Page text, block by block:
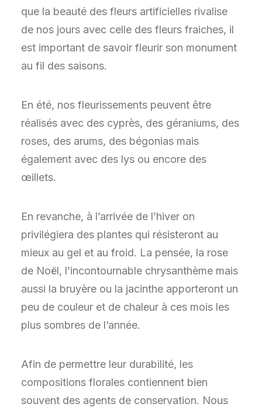
que la beauté des fleurs artificielles rivalise
de nos jours avec celle des fleurs fraiches, il
est important de savoir fleurir son monument
au fil des saisons.
En été, nos fleurissements peuvent être
réalisés avec des cyprès, des géraniums, des
roses, des arums, des bégonias mais
également avec des lys ou encore des
œillets.
En revanche, à l’arrivée de l’hiver on
privilégiera des plantes qui résisteront au
mieux au gel et au froid. La pensée, la rose
de Noël, l’incontournable chrysanthème mais
aussi la bruyère ou la jacinthe apporteront un
peu de couleur et de chaleur à ces mois les
plus sombres de l’année.
Afin de permettre leur durabilité, les
compositions florales contiennent bien
souvent des agents de conservation. Nous